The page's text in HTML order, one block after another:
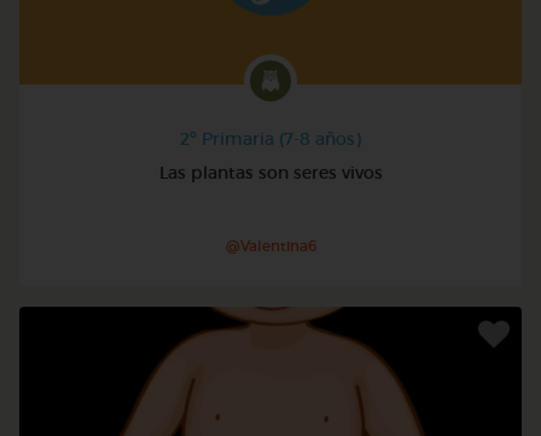
2º Primaria (7-8 años)
Las plantas son seres vivos
@Valentina6